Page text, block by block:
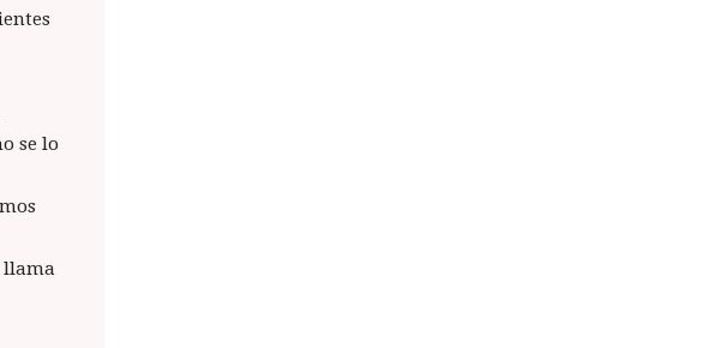
se lo
llama